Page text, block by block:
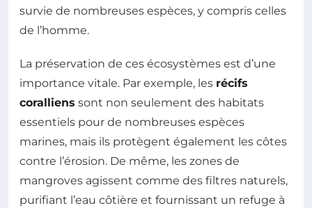
survie de nombreuses espèces, y compris celles
de l’homme.
La préservation de ces écosystèmes est d’une
importance vitale. Par exemple, les récifs
coralliens sont non seulement des habitats
essentiels pour de nombreuses espèces
marines, mais ils protègent également les côtes
contre l’érosion. De même, les zones de
mangroves agissent comme des filtres naturels,
purifiant l’eau côtière et fournissant un refuge à